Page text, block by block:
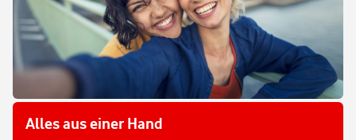
Alles aus einer Hand